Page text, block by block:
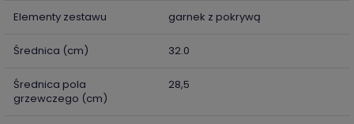
Elementy zestawu garnek z pokrywą
Średnica (cm) 32.0
Średnica pola
grzewczego (cm)
28,5